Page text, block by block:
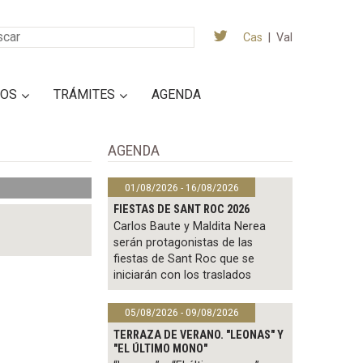
Cas Val
TRÁMITES AGENDA
AGENDA
01/08/2026 - 16/08/2026
FIESTAS DE SANT ROC 2026
Carlos Baute y Maldita Nerea
serán protagonistas de las
fiestas de Sant Roc que se
iniciarán con los traslados
05/08/2026 - 09/08/2026
TERRAZA DE VERANO. "LEONAS" Y
"EL ÚLTIMO MONO"